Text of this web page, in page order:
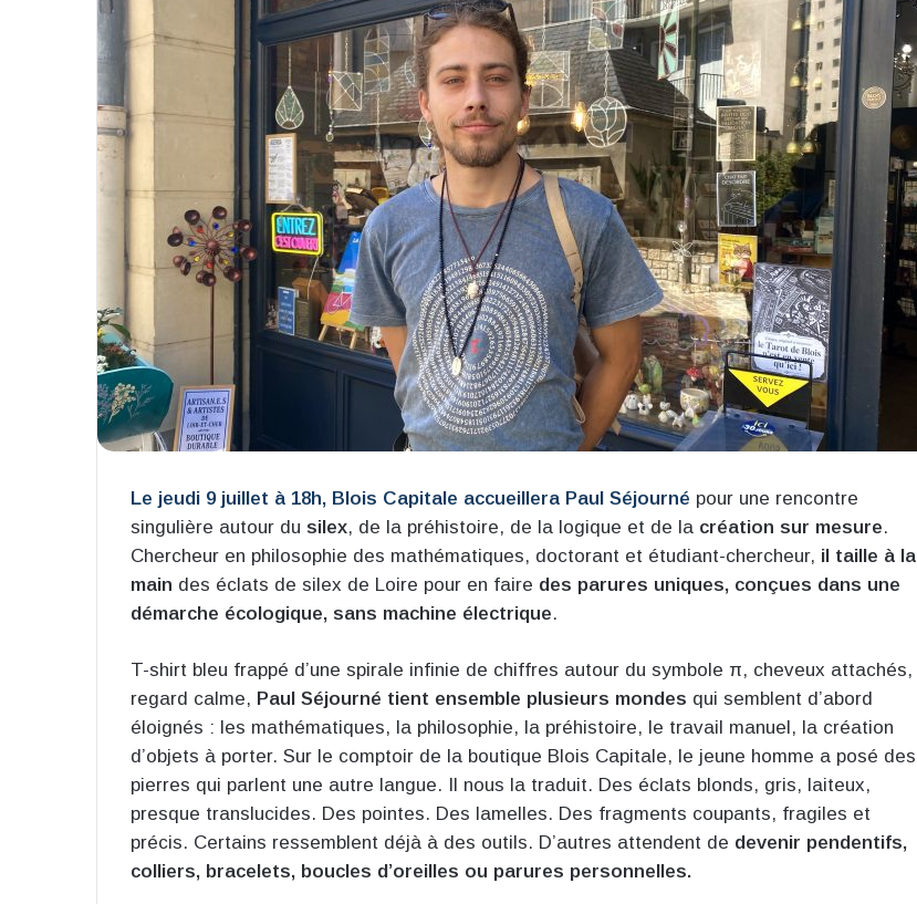
Le jeudi 9 juillet à 18h, Blois Capitale accueillera Paul Séjourné pour une rencontre
singulière autour du silex, de la préhistoire, de la logique et de la création sur mesure.
Chercheur en philosophie des mathématiques, doctorant et étudiant-chercheur, il taille à la
main des éclats de silex de Loire pour en faire des parures uniques, conçues dans une
démarche écologique, sans machine électrique.
T-shirt bleu frappé d’une spirale infinie de chiffres autour du symbole π, cheveux attachés,
regard calme, Paul Séjourné tient ensemble plusieurs mondes qui semblent d’abord
éloignés : les mathématiques, la philosophie, la préhistoire, le travail manuel, la création
d’objets à porter. Sur le comptoir de la boutique Blois Capitale, le jeune homme a posé des
pierres qui parlent une autre langue. Il nous la traduit. Des éclats blonds, gris, laiteux,
presque translucides. Des pointes. Des lamelles. Des fragments coupants, fragiles et
précis. Certains ressemblent déjà à des outils. D’autres attendent de devenir pendentifs,
colliers, bracelets, boucles d’oreilles ou parures personnelles.